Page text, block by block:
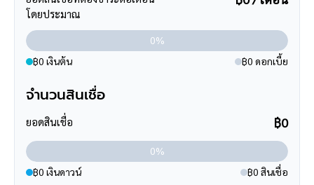
**การเดินทาง**
- หน้าโครงการห่างถนนใหญ่ 1.3 กิโลเมตร ถนนประเสริฐมนูกิจ
- เข้า-ออก ได้หลายเส้นทาง ได้แก่ ถนนประดิษฐ์มนูธรรม ,ถนน
ประเสริฐมนูกิจ ,ถนนรามอินทรา ,
ถนนสุคนธสวัสดิ์ ,ถนนลาดพร้าว
โดยประมาณ
0%
฿0 เงินต้น
฿0 ดอกเบี้ย
จำนวนสินเชื่อ
ยอดสินเชื่อ ฿0
0%
฿0 เงินดาวน์
฿0 สินเชื่อ